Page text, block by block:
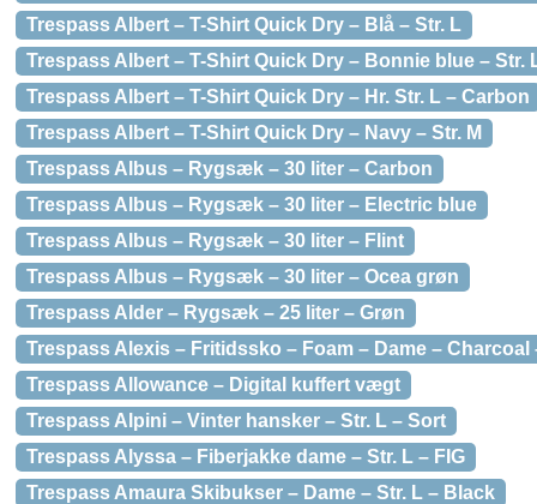
Trespass Albert – T-Shirt Quick Dry – Blå – Str. L
Trespass Albert – T-Shirt Quick Dry – Bonnie blue – Str.
Trespass Albert – T-Shirt Quick Dry – Hr. Str. L – Carbon
Trespass Albert – T-Shirt Quick Dry – Navy – Str. M
Trespass Albus – Rygsæk – 30 liter – Carbon
Trespass Albus – Rygsæk – 30 liter – Electric blue
Trespass Albus – Rygsæk – 30 liter – Flint
Trespass Albus – Rygsæk – 30 liter – Ocea grøn
Trespass Alder – Rygsæk – 25 liter – Grøn
Trespass Alexis – Fritidssko – Foam – Dame – Charcoal
Trespass Allowance – Digital kuffert vægt
Trespass Alpini – Vinter hansker – Str. L – Sort
Trespass Alyssa – Fiberjakke dame – Str. L – FIG
Trespass Amaura Skibukser – Dame – Str. L – Black